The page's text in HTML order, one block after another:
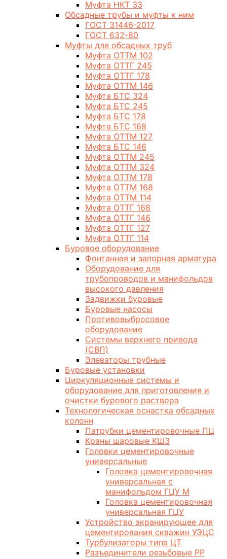
Муфта НКТ 33
Обсадные трубы и муфты к ним
ГОСТ 31446-2017
ГОСТ 632-80
Муфты для обсадных труб
Муфта ОТТМ 102
Муфта ОТТГ 245
Муфта ОТТГ 178
Муфта ОТТМ 146
Муфта БТС 324
Муфта БТС 245
Муфта БТС 178
Муфта БТС 168
Муфта ОТТМ 127
Муфта БТС 146
Муфта ОТТМ 245
Муфта ОТТМ 324
Муфта ОТТМ 178
Муфта ОТТМ 168
Муфта ОТТМ 114
Муфта ОТТГ 168
Муфта ОТТГ 146
Муфта ОТТГ 127
Муфта ОТТГ 114
Буровое оборудование
Фонтанная и запорная арматура
Оборудование для
трубопроводов и манифольдов
высокого давления
Задвижки буровые
Буровые насосы
Противовыбросовое
оборудование
Системы верхнего привода
(СВП)
Элеваторы трубные
Буровые установки
Циркуляционные системы и
оборудование для приготовления и
очистки бурового раствора
Технологическая оснастка обсадных
колонн
Патрубки цементировочные ПЦ
Краны шаровые КШЗ
Головки цементировочные
универсальные
Головка цементировочная
универсальная с
манифольдом ГЦУ М
Головка цементировочная
универсальная ГЦУ
Устройство экранирующее для
цементирования скважин УЭЦС
Турбулизаторы типа ЦТ
Разъединители резьбовые РР